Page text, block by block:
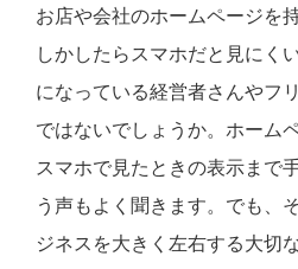
お店や会社のホームページを
しかしたらスマホだと見にく
になっている経営者さんやフ
ではないでしょうか。ホーム
スマホで見たときの表示まで
う声もよく聞きます。でも、
ジネスを大きく左右する大切